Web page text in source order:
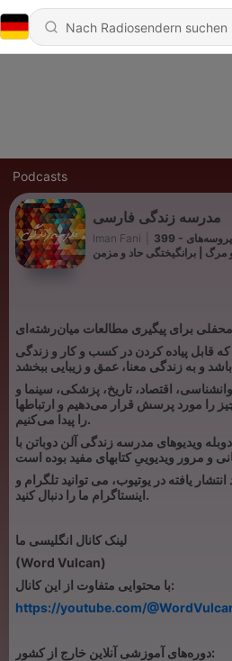
Podcasts
مدرسه زندگی فارسی
Iman Fani
399 - دوره جامع تاب آوری-جلسه اول: پروسه‌های
مرگ | برانگیختگی حاد و مزمن
قابل پیاده کردن در کسب و کار و زندگی
اقتصاد، تاریخ، پزشکی، سینما و
را مورد پرسش قرار می‌دهیم و ارتباطها
را پیدا می‌کنیم.
ویدیوهای مدرسه زندگی آلن دوباتن با
یافته در یوتیوب، می توانید تلگرام و
اینستاگرام ما را دنبال کنید.
لینک کانال انگلیسی ما
(Word Vulcan)
با محتوایی متفاوت از این کانال:
https://youtube.com/
دوره‌های آموزشی آنلاین خارج از کشور: